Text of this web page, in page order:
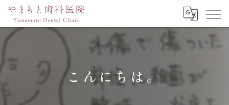
こんにちは。